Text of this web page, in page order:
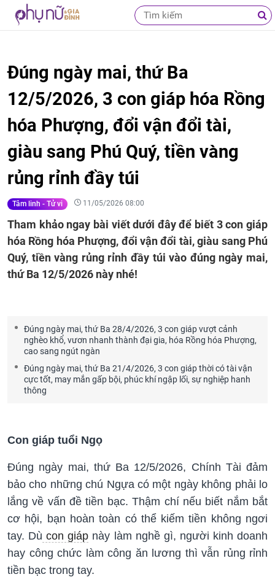
Đúng ngày mai, thứ Ba
12/5/2026, 3 con giáp hóa Rồng
hóa Phượng, đổi vận đổi tài,
giàu sang Phú Quý, tiền vàng
rủng rỉnh đầy túi
Tâm linh - Tử vi 11/05/2026 08:00
Tham khảo ngay bài viết dưới đây để biết 3 con giáp
hóa Rồng hóa Phượng, đổi vận đổi tài, giàu sang Phú
Quý, tiền vàng rủng rỉnh đầy túi vào đúng ngày mai,
thứ Ba 12/5/2026 này nhé!
Đúng ngày mai, thứ Ba 28/4/2026, 3 con giáp vượt cảnh
nghèo khổ, vươn nhanh thành đại gia, hóa Rồng hóa Phượng,
cao sang ngút ngàn
Đúng ngày mai, thứ Ba 21/4/2026, 3 con giáp thời có tài vận
cực tốt, may mắn gấp bội, phúc khí ngập lối, sự nghiệp hanh
thông
Con giáp tuổi Ngọ
Đúng ngày mai, thứ Ba 12/5/2026, Chính Tài đảm
bảo cho những chú Ngựa có một ngày không phải lo
lắng về vấn đề tiền bạc. Thậm chí nếu biết nắm bắt
cơ hội, bạn hoàn toàn có thể kiếm tiền không ngơi
tay. Dù con giáp này làm nghề gì, người kinh doanh
hay công chức làm công ăn lương thì vẫn rủng rỉnh
tiền bạc trong tay.